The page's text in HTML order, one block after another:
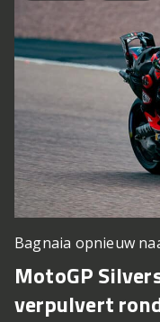
Bagnaia opnieuw
MotoGP
verpulvert